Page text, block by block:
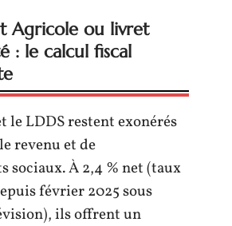
Agricole ou livret
: le calcul fiscal
le LDDS restent exonérés
revenu et de
sociaux. À 2,4 % net (taux
février 2025 sous
ils offrent un